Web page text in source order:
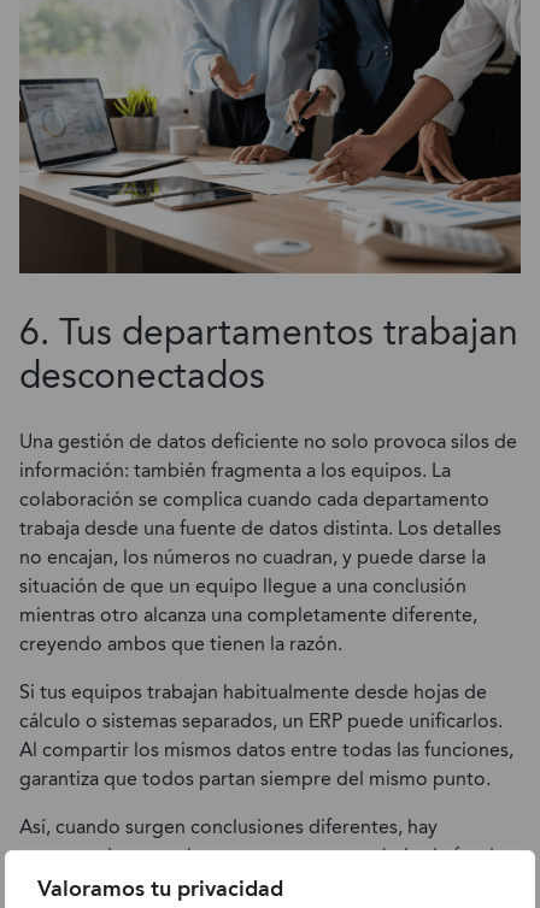
Valoramos tu privacidad
6. Tus departamentos trabajan
desconectados
Una gestión de datos deficiente no solo provoca silos de
información: también fragmenta a los equipos. La
colaboración se complica cuando cada departamento
trabaja desde una fuente de datos distinta. Los detalles
no encajan, los números no cuadran, y puede darse la
situación de que un equipo llegue a una conclusión
mientras otro alcanza una completamente diferente,
creyendo ambos que tienen la razón.
Si tus equipos trabajan habitualmente desde hojas de
cálculo o sistemas separados, un ERP puede unificarlos.
Al compartir los mismos datos entre todas las funciones,
garantiza que todos partan siempre del mismo punto.
Así, cuando surgen conclusiones diferentes, hay
conversaciones reales que mantener y trabajo de fondo
que hacer para resolverlas, en lugar de perder el tiempo